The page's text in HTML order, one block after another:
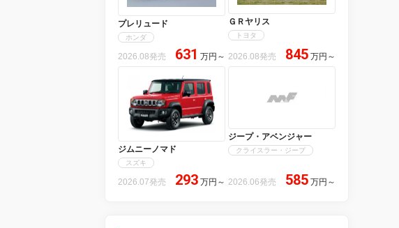
プレリュード
ホンダ
2026.08発売 631 万円 ～
ＧＲヤリス
トヨタ
2026.08発売 845 万円 ～
ジムニーノマド
スズキ
2026.07発売 293 万円 ～
ジープ・アベンジャー
クライスラー・ジープ
2026.06発売 585 万円 ～